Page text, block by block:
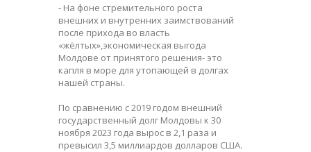
- На фоне стремительного роста
внешних и внутренних заимствований
после прихода во власть
«жёлтых»,экономическая выгода
Молдове от принятого решения- это
капля в море для утопающей в долгах
нашей страны.
По сравнению с 2019 годом внешний
государственный долг Молдовы к 30
ноября 2023 года вырос в 2,1 раза и
превысил 3,5 миллиардов долларов США.